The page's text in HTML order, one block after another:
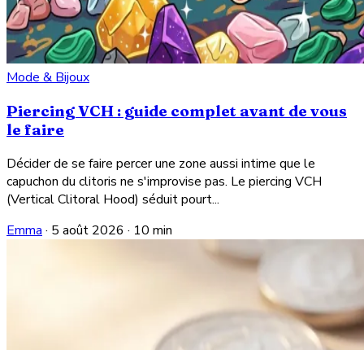
Mode & Bijoux
Piercing VCH : guide complet avant de vous
le faire
Décider de se faire percer une zone aussi intime que le
capuchon du clitoris ne s'improvise pas. Le piercing VCH
(Vertical Clitoral Hood) séduit pourt...
Emma · 5 août 2026 · 10 min